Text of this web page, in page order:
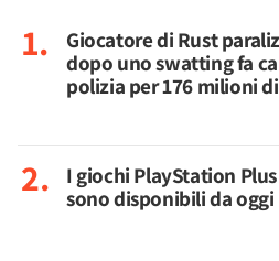
Giocatore di Rust
dopo uno swatting fa
polizia per 176 milioni
I giochi PlayStation
sono disponibili da oggi